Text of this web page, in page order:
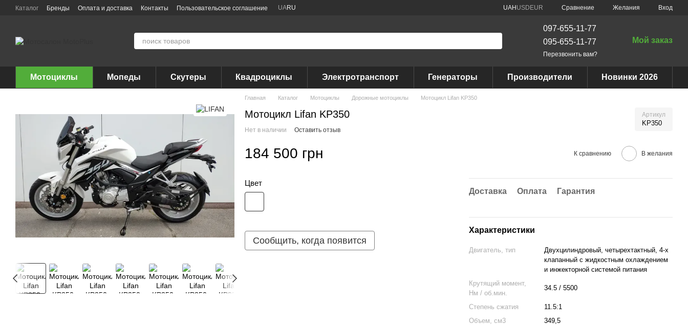
Перейти к основному контенту
Каталог Бренды Оплата и доставка Контакты Пользовательское соглашение UARU UAH USD EUR Сравнение Желания Вход
097-655-11-77
095-655-11-77
Перезвонить вам?
Мой заказ
Мотоциклы Мопеды Скутеры Квадроциклы Электротранспорт Генераторы Производители Новинки 2026
Главная Каталог Мотоциклы Дорожные мотоциклы Мотоцикл Lifan KP350
Мотоцикл Lifan KP350 Артикул
KP350
Нет в наличии Оставить отзыв
184 500 грн К сравнению В желания
Цвет
Сообщить, когда появится
Доставка Оплата Гарантия
Характеристики
Двигатель, тип
Двухцилиндровый, четырехтактный, 4-х
клапанный с жидкостным охлаждением
и инжекторной системой питания
Крутящий момент,
Нм / об.мин.
34.5 / 5500
Степень сжатия
11.5:1
Объем, см3
349,5